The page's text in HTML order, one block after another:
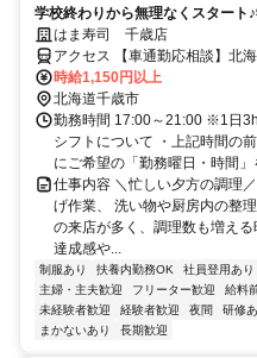
学校終わりから無理なくスタート
も歓迎！
はま寿司 千歳店
アクセス 【車通勤応相談】北
徒歩3分
時給1,150円以上
北海道千歳市
勤務時間 17:00～21:00 ※1日
シフトについて ・上記時間の
にご希望の「勤務曜日・時間
仕事内容 ＼忙しい夕方の調理
げ作業、 洗い物や厨房内の整
の来店が多く、調理数も増える
達成感や...
制服あり 扶養内勤務OK 社員登用あり
主婦・主夫歓迎
フリーター歓迎 給料
未経験者歓迎
経験者歓迎 夜間 研修
まかないあり
長期歓迎